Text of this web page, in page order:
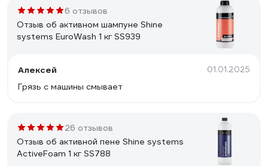
6 отзывов
Отзыв об активном шампуне Shine
systems EuroWash 1 кг SS939
Алексей 01.01.2025
Грязь с машины смывает
26 отзывов
Отзыв об активной пене Shine systems
ActiveFoam 1 кг SS788